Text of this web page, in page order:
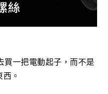
買一把電動起子，而不是
。